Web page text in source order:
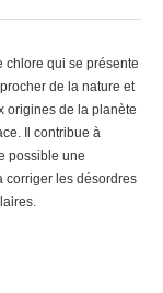
chlore qui se présente
de la nature et
origines de la planète
Il contribue à
possible une
corriger les désordres